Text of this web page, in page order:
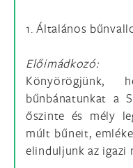
1. Általános
Előimádkozó:
Könyörögjünk,
bűnbánatunkat a
őszinte és mély
múlt bűneit,
elinduljunk az igazi